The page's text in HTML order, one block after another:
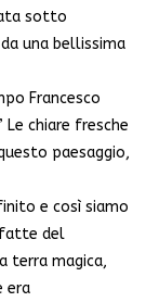
sotto
una bellissima
Francesco
Le chiare fresche
paesaggio,
e così siamo
del
terra magica,
era